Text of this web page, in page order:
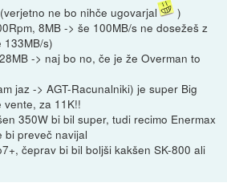
ne bo nihče ugovarjal
)
8MB -> še 100MB/s ne dosežeš z
133MB/s)
-> naj bo no, če je že Overman to
jaz -> AGT-Racunalniki) je super Big
vente, za 11K!!
350W bi bil super, tudi recimo Enermax
bi preveč navijal
čeprav bi bil boljši kakšen SK-800 ali